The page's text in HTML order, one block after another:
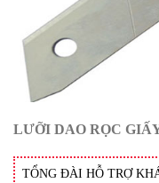
LƯỠI DAO RỌC
TỔNG ĐÀI HỖ TRỢ